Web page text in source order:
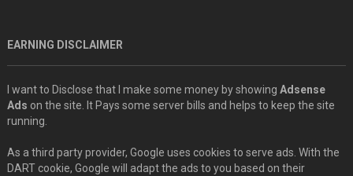
EARNING DISCLAIMER
I want to Disclose that I make some money by showing Adsense
Ads on the site. It Pays some server bills and helps to keep the site
running.
As a third party provider, Google uses cookies to serve ads. With the
DART cookie, Google will adapt the ads to you based on their